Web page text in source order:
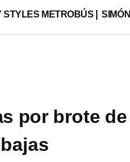
STYLES METROBÚS
por brote de